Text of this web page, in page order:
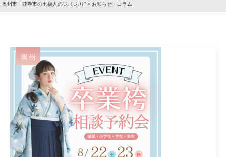
奥州市・花巻市の七福人の”ふくふり” > お知らせ・コラム